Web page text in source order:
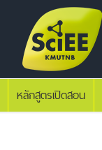
หลักสูตรเปิดสอน